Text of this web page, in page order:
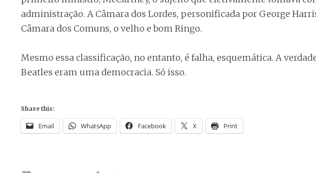
administração. A Câmara dos Lordes, personificada por George
Câmara dos Comuns, o velho e bom Ringo.
Mesmo essa classificação, no entanto, é falha, esquemática. A
Beatles eram uma democracia. Só isso.
Share this:
Email WhatsApp Facebook X Print